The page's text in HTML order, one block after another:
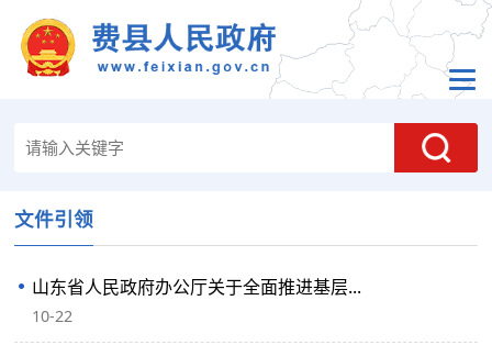
文件引领
山东省人民政府办公厅关于全面推进基层...
10-22